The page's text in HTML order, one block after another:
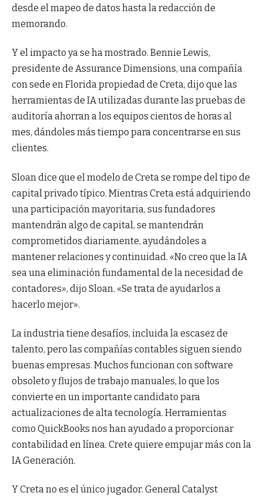
desde el mapeo de datos hasta la redacción de
memorando.
Y el impacto ya se ha mostrado. Bennie Lewis,
presidente de Assurance Dimensions, una compañía
con sede en Florida propiedad de Creta, dijo que las
herramientas de IA utilizadas durante las pruebas de
auditoría ahorran a los equipos cientos de horas al
mes, dándoles más tiempo para concentrarse en sus
clientes.
Sloan dice que el modelo de Creta se rompe del tipo de
capital privado típico. Mientras Creta está adquiriendo
una participación mayoritaria, sus fundadores
mantendrán algo de capital, se mantendrán
comprometidos diariamente, ayudándoles a
mantener relaciones y continuidad. «No creo que la IA
sea una eliminación fundamental de la necesidad de
contadores», dijo Sloan. «Se trata de ayudarlos a
hacerlo mejor».
La industria tiene desafíos, incluida la escasez de
talento, pero las compañías contables siguen siendo
buenas empresas. Muchos funcionan con software
obsoleto y flujos de trabajo manuales, lo que los
convierte en un importante candidato para
actualizaciones de alta tecnología. Herramientas
como QuickBooks nos han ayudado a proporcionar
contabilidad en línea. Crete quiere empujar más con la
IA Generación.
Y Creta no es el único jugador. General Catalyst